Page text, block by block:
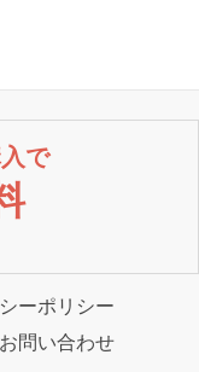
で
ーポリシー
お問い合わせ